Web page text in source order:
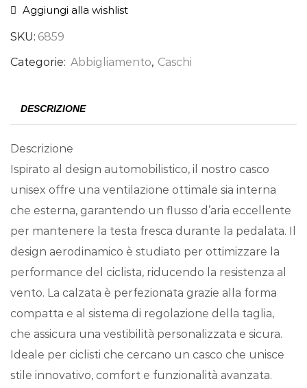
Aggiungi alla wishlist
SKU: 6859
Categorie: Abbigliamento, Caschi
DESCRIZIONE
Descrizione
Ispirato al design automobilistico, il nostro casco
unisex offre una ventilazione ottimale sia interna
che esterna, garantendo un flusso d’aria eccellente
per mantenere la testa fresca durante la pedalata. Il
design aerodinamico è studiato per ottimizzare la
performance del ciclista, riducendo la resistenza al
vento. La calzata è perfezionata grazie alla forma
compatta e al sistema di regolazione della taglia,
che assicura una vestibilità personalizzata e sicura.
Ideale per ciclisti che cercano un casco che unisce
stile innovativo, comfort e funzionalità avanzata.